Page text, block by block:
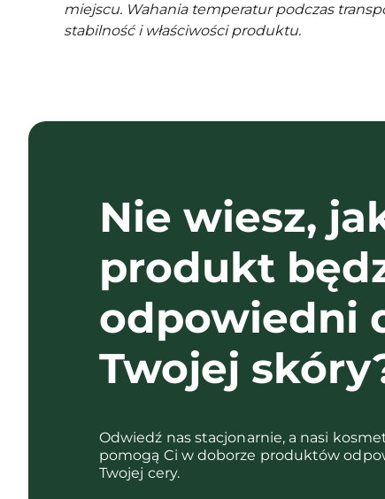
miejscu. Wahania temperatur podczas
stabilność i właściwości produktu.
Nie wiesz,
produkt
odpowiedni
Twojej
Odwiedź nas stacjonarnie, a nasi
pomogą Ci w doborze produktów
Twojej cery.